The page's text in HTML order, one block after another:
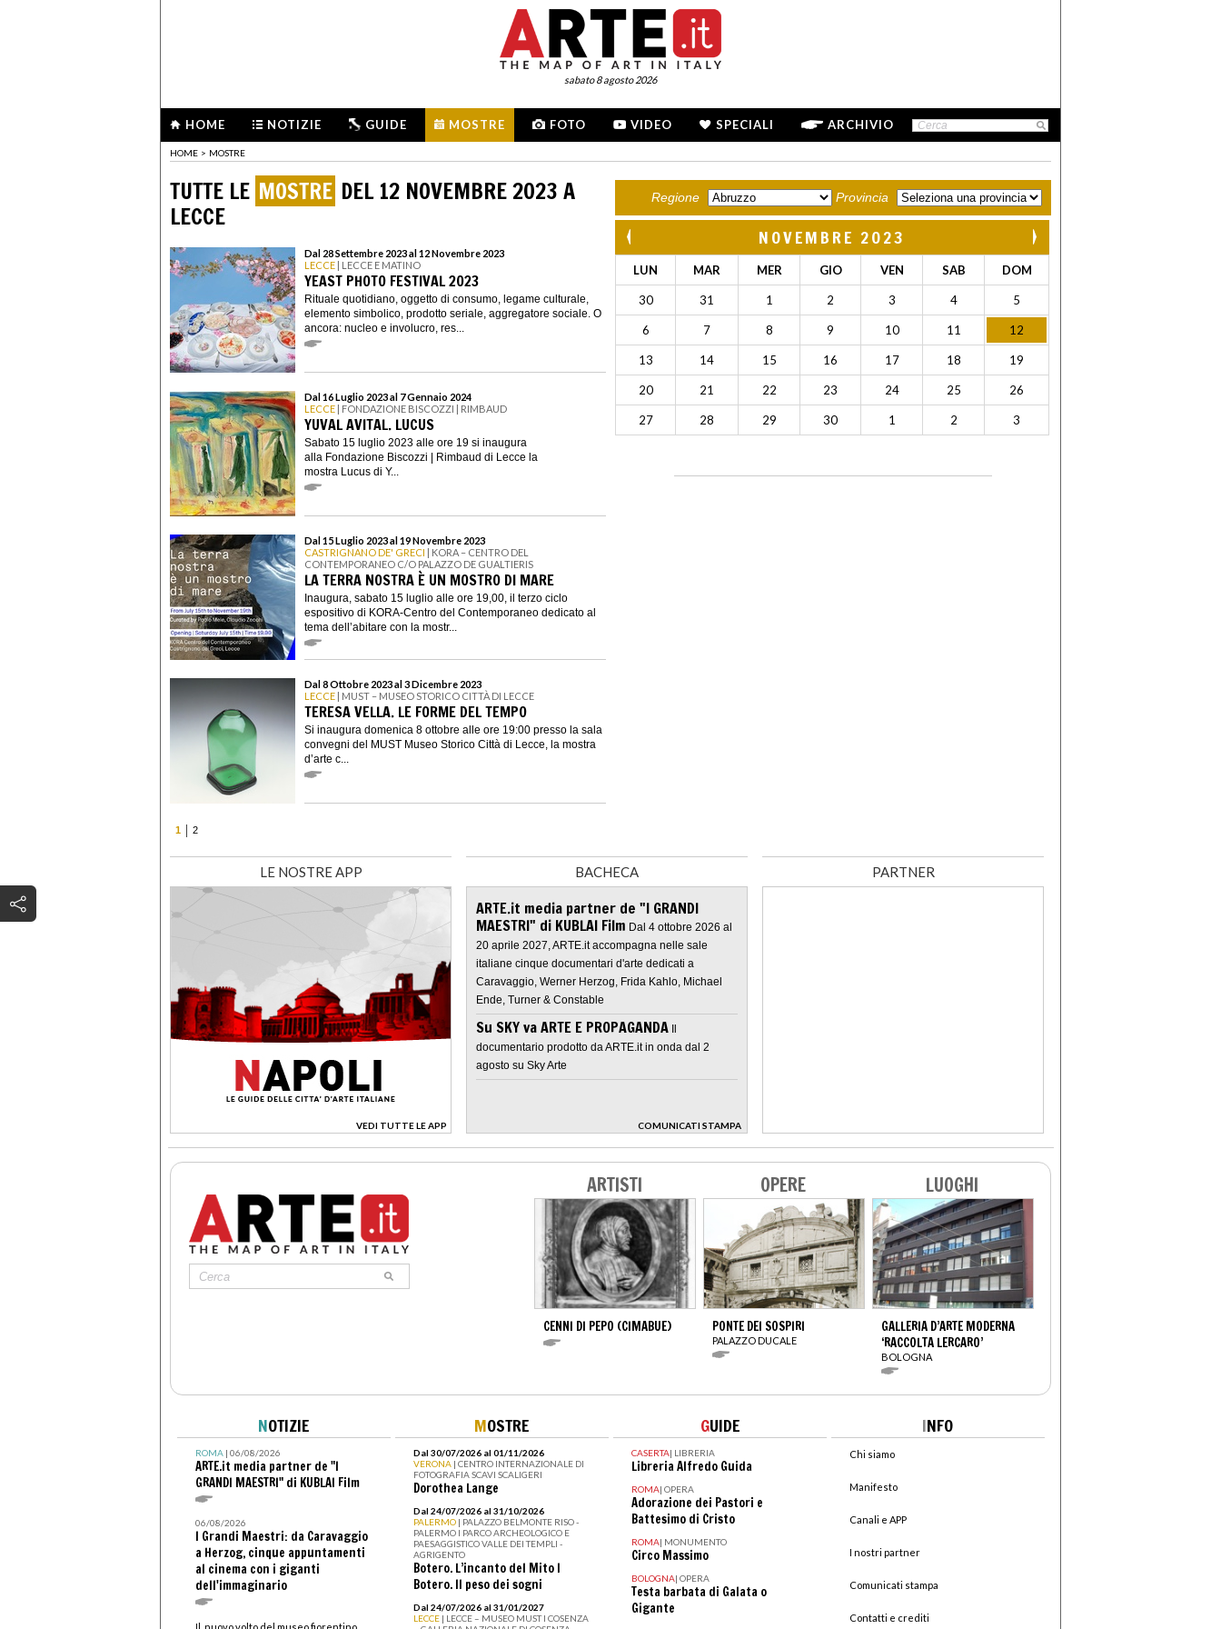
sabato 8 agosto 2026
HOME NOTIZIE GUIDE MOSTRE FOTO VIDEO SPECIALI ARCHIVIO
HOME > MOSTRE
TUTTE LE MOSTRE DEL 12 NOVEMBRE 2023 A
LECCE
Dal 28 Settembre 2023 al 12 Novembre 2023
LECCE | LECCE E MATINO
YEAST PHOTO FESTIVAL 2023
Rituale quotidiano, oggetto di consumo, legame culturale,
elemento simbolico, prodotto seriale, aggregatore sociale. O
ancora: nucleo e involucro, res...
Dal 16 Luglio 2023 al 7 Gennaio 2024
LECCE | FONDAZIONE BISCOZZI | RIMBAUD
YUVAL AVITAL. LUCUS
Sabato 15 luglio 2023 alle ore 19 si inaugura
alla Fondazione Biscozzi | Rimbaud di Lecce la
mostra Lucus di Y...
Dal 15 Luglio 2023 al 19 Novembre 2023
CASTRIGNANO DE' GRECI | KORA – CENTRO DEL
CONTEMPORANEO C/O PALAZZO DE GUALTIERIS
LA TERRA NOSTRA È UN MOSTRO DI MARE
Inaugura, sabato 15 luglio alle ore 19,00, il terzo ciclo
espositivo di KORA-Centro del Contemporaneo dedicato al
tema dell’abitare con la mostr...
Dal 8 Ottobre 2023 al 3 Dicembre 2023
LECCE | MUST – MUSEO STORICO CITTÀ DI LECCE
TERESA VELLA. LE FORME DEL TEMPO
Si inaugura domenica 8 ottobre alle ore 19:00 presso la sala
convegni del MUST Museo Storico Città di Lecce, la mostra
d’arte c...
1 2
Regione Provincia
NOVEMBRE 2023
LUN MAR MER GIO VEN SAB DOM
30 31 1 2 3 4 5
6 7 8 9 10 11 12
13 14 15 16 17 18 19
20 21 22 23 24 25 26
27 28 29 30 1 2 3
LE NOSTRE APP
VEDI TUTTE LE APP
>
BACHECA
ARTE.it media partner de "I GRANDI
MAESTRI" di KUBLAI Film Dal 4 ottobre 2026 al
20 aprile 2027, ARTE.it accompagna nelle sale
italiane cinque documentari d'arte dedicati a
Caravaggio, Werner Herzog, Frida Kahlo, Michael
Ende, Turner & Constable
Su SKY va ARTE E PROPAGANDA
documentario prodotto da ARTE.it in onda dal 2
agosto su Sky Arte
COMUNICATI STAMPA
>
PARTNER
ARTISTI
CENNI DI PEPO (CIMABUE)
OPERE
PONTE DEI SOSPIRI
PALAZZO DUCALE
LUOGHI
GALLERIA D’ARTE MODERNA
‘RACCOLTA LERCARO’
BOLOGNA
NOTIZIE
ROMA| 06/08/2026
ARTE.it media partner de "I
GRANDI MAESTRI" di KUBLAI Film
06/08/2026
I Grandi Maestri: da Caravaggio
a Herzog, cinque appuntamenti
al cinema con i giganti
dell'immaginario
MOSTRE
Dal 30/07/2026 al 01/11/2026
VERONA | CENTRO INTERNAZIONALE DI
FOTOGRAFIA SCAVI SCALIGERI
Dorothea Lange
Dal 24/07/2026 al 31/10/2026
PALERMO | PALAZZO BELMONTE RISO -
PALERMO I PARCO ARCHEOLOGICO E
PAESAGGISTICO VALLE DEI TEMPLI -
AGRIGENTO
Botero. L’incanto del Mito I
Botero. Il peso dei sogni
Dal 24/07/2026 al 31/01/2027
LECCE | LECCE – MUSEO MUST I COSENZA
GUIDE
CASERTA| LIBRERIA
Libreria Alfredo Guida
ROMA| OPERA
Adorazione dei Pastori e
Battesimo di Cristo
ROMA| MONUMENTO
Circo Massimo
BOLOGNA| OPERA
Testa barbata di Galata o
Gigante
INFO
Chi siamo
Manifesto
Canali e APP
I nostri partner
Comunicati stampa
Contatti e crediti